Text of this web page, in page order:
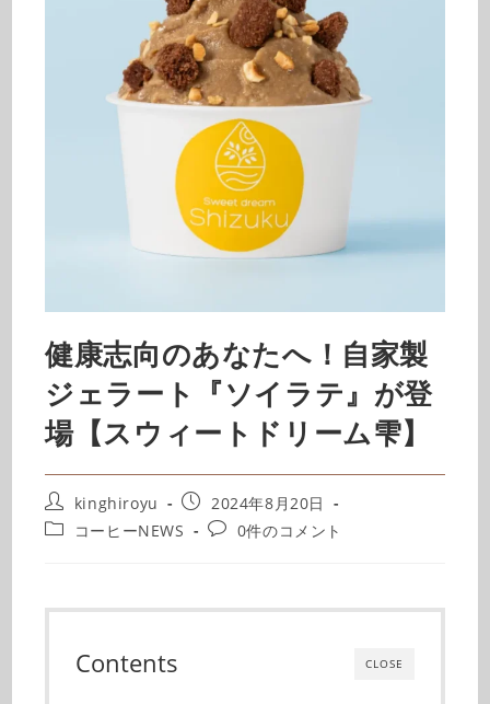
健康志向のあなたへ！自家製
ジェラート『ソイラテ』が登
場【スウィートドリーム雫】
kinghiroyu
2024年8月20日
コーヒーNEWS
0件のコメント
CLOSE
Contents